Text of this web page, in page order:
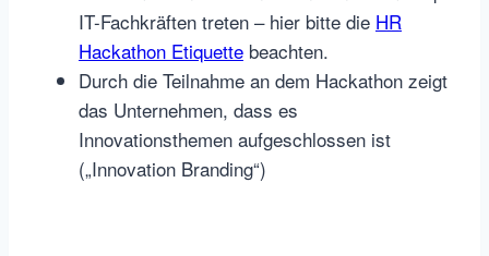
IT-Fachkräften treten – hier bitte die HR
Hackathon Etiquette beachten.
Durch die Teilnahme an dem Hackathon zeigt
das Unternehmen, dass es
Innovationsthemen aufgeschlossen ist
(„Innovation Branding“)